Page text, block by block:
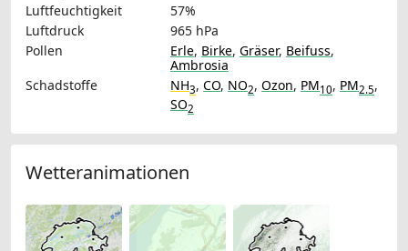
Luftfeuchtigkeit
57%
Luftdruck
965 hPa
Pollen
Erle, Birke, Gräser, Beifuss,
Ambrosia
Schadstoffe
NH3, CO, NO2, Ozon, PM10, PM2.5,
SO2
Wetteranimationen